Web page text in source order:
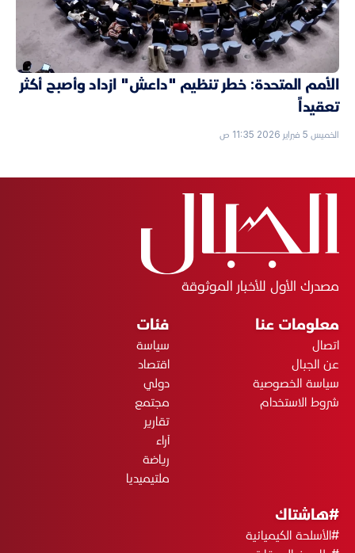
الأمم المتحدة: خطر تنظيم "داعش" ازداد وأصبح أكثر
تعقيداً
الخميس 5 فبراير 2026 11:35 ص
مصدرك الأول للأخبار الموثوقة
معلومات عنا
اتصال
عن الجبال
سياسة الخصوصية
شروط الاستخدام
فئات
سياسة
اقتصاد
دولي
مجتمع
تقارير
آراء
رياضة
ملتيميديا
#هاشتاك
#الأسلحة الكيميائية